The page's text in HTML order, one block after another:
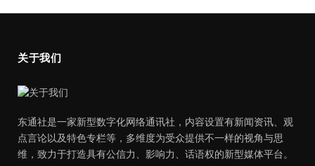
关于我们
东通社是一家新型数字化网络通讯社，内容设置有新闻资讯、观
点言论以及特色专栏等，多维度为受众提供不一样的视角与思
维，致力于打造具有公信力、影响力、话语权的新型媒体平台。